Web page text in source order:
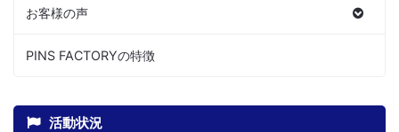
お客様の声
PINS FACTORYの特徴
活動状況